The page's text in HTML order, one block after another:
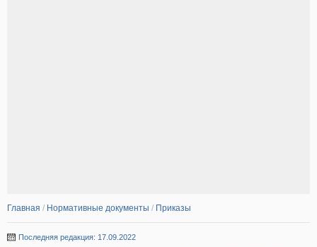
Главная / Нормативные документы / Приказы
Последняя редакция: 17.09.2022